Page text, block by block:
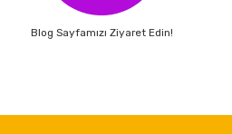
Blog Sayfamızı Ziyaret Edin!